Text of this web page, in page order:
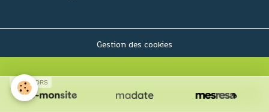
Gestion des cookies
SPONSORS